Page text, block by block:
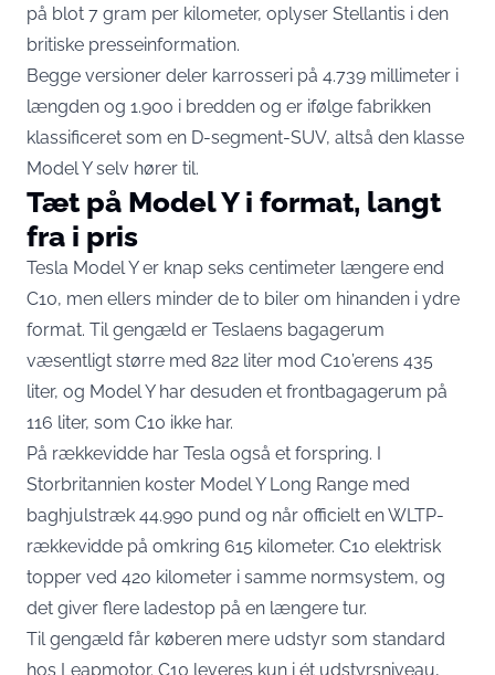
på blot 7 gram per kilometer, oplyser Stellantis i den
britiske presseinformation.
Begge versioner deler karrosseri på 4.739 millimeter i
længden og 1.900 i bredden og er ifølge fabrikken
klassificeret som en D-segment-SUV, altså den klasse
Model Y selv hører til.
Tæt på Model Y i format, langt
fra i pris
Tesla Model Y er knap seks centimeter længere end
C10, men ellers minder de to biler om hinanden i ydre
format. Til gengæld er Teslaens bagagerum
væsentligt større med 822 liter mod C10’erens 435
liter, og Model Y har desuden et frontbagagerum på
116 liter, som C10 ikke har.
På rækkevidde har Tesla også et forspring. I
Storbritannien koster Model Y Long Range med
baghjulstræk 44.990 pund og når officielt en WLTP-
rækkevidde på omkring 615 kilometer. C10 elektrisk
topper ved 420 kilometer i samme normsystem, og
det giver flere ladestop på en længere tur.
Til gengæld får køberen mere udstyr som standard
hos Leapmotor. C10 leveres kun i ét udstyrsniveau,